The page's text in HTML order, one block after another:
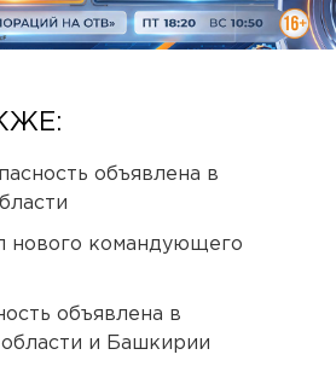
объявлена в
нового командующего
объявлена в
и Башкирии